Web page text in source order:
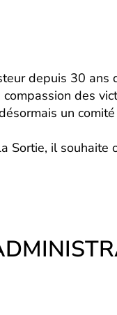
depuis 30 ans
des
un
Sortie, il